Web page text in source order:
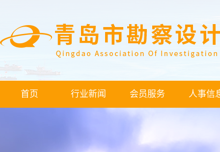
首页 行业新闻 会员服务 人事信